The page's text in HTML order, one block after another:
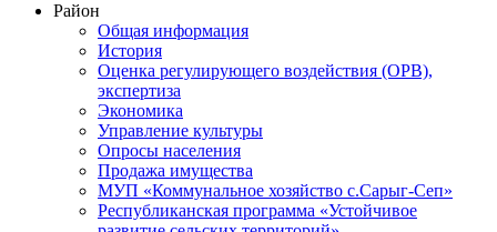
Район
Общая информация
История
Оценка регулирующего воздействия (ОРВ),
экспертиза
Экономика
Управление культуры
Опросы населения
Продажа имущества
МУП «Коммунальное хозяйство с.Сарыг-Сеп»
Республиканская программа «Устойчивое